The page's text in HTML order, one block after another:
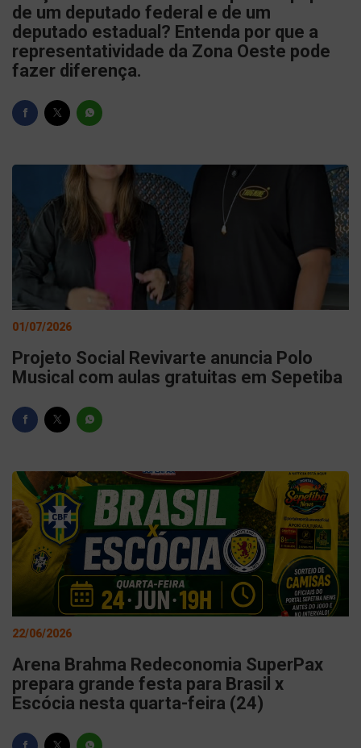
de um deputado federal e de um
deputado estadual? Entenda por que a
representatividade da Zona Oeste pode
fazer diferença.
01/07/2026
Projeto Social Revivarte anuncia Polo
Musical com aulas gratuitas em Sepetiba
22/06/2026
Arena Brahma Redeconomia SuperPax
prepara grande festa para Brasil x
Escócia nesta quarta-feira (24)